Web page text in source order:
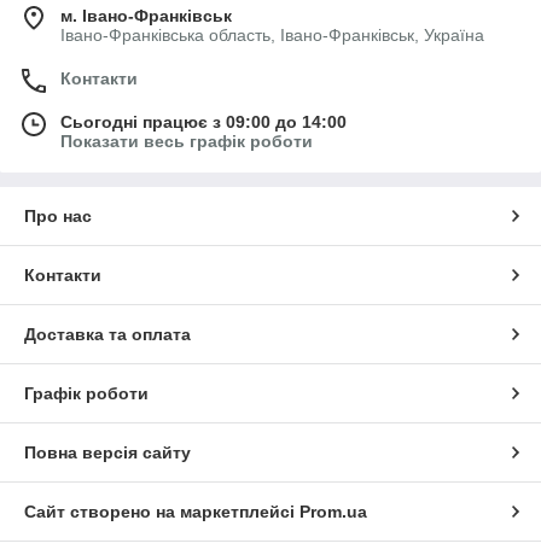
м. Івано-Франківськ
Івано-Франківська область, Івано-Франківськ, Україна
Контакти
Сьогодні працює з 09:00 до 14:00
Показати весь графік роботи
Про нас
Контакти
Доставка та оплата
Графік роботи
Повна версія сайту
Сайт створено на маркетплейсі Prom.ua